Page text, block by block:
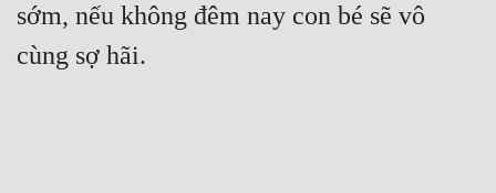
sớm, nếu không đêm nay con bé sẽ vô
cùng sợ hãi.